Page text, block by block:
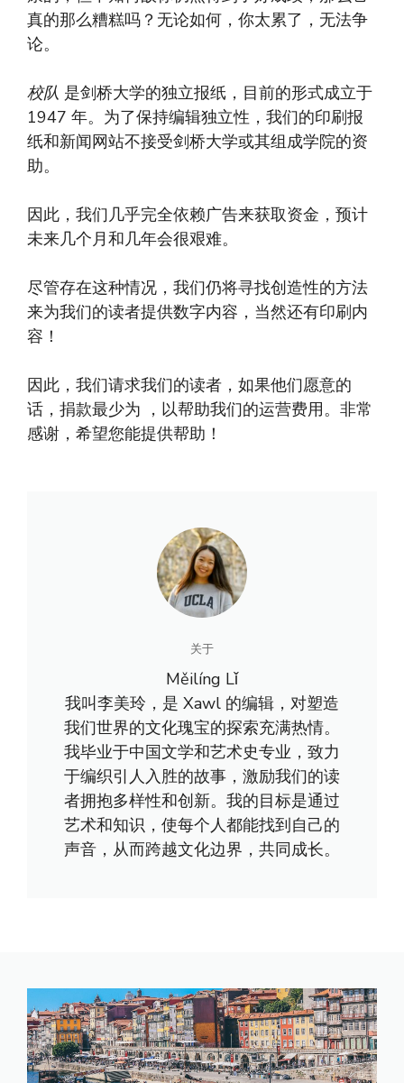
真的那么糟糕吗？无论如何，你太累了，无法争
论。
校队 是剑桥大学的独立报纸，目前的形式成立于
1947 年。为了保持编辑独立性，我们的印刷报
纸和新闻网站不接受剑桥大学或其组成学院的资
助。
因此，我们几乎完全依赖广告来获取资金，预计
未来几个月和几年会很艰难。
尽管存在这种情况，我们仍将寻找创造性的方法
来为我们的读者提供数字内容，当然还有印刷内
容！
因此，我们请求我们的读者，如果他们愿意的
话，捐款最少为 ，以帮助我们的运营费用。非常
感谢，希望您能提供帮助！
关于
Měilíng Lǐ
我叫李美玲，是 Xawl 的编辑，对塑造
我们世界的文化瑰宝的探索充满热情。
我毕业于中国文学和艺术史专业，致力
于编织引人入胜的故事，激励我们的读
者拥抱多样性和创新。我的目标是通过
艺术和知识，使每个人都能找到自己的
声音，从而跨越文化边界，共同成长。